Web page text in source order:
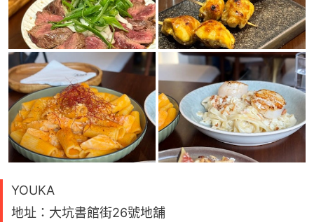
YOUKA
地址：大坑書館街26號地舖